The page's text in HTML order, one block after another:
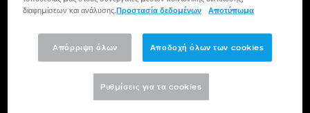
The contents and structure of the web site
are protected by copyright. Reproduction of
any of the contents or structure elements, in
particular, texts, text parts, image material,
EPLAN Collaboration Apps
Βραζιλία
διαφημίσεων και ανάλυσης.Προστασία δεδομένων Αποτύπωμα
Απόρριψη όλων Αποδοχή όλων των cookies
Ρυθμίσεις για τα cookies